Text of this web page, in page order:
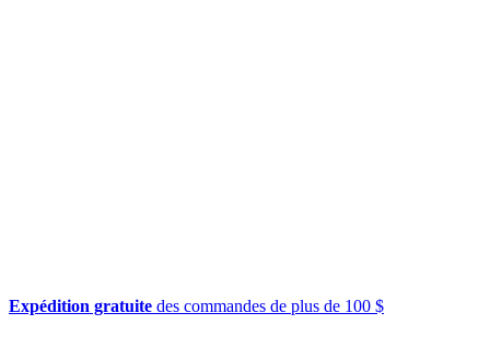
Expédition gratuite des commandes de plus de 100 $